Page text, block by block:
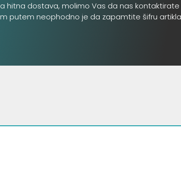
hitna dostava, molimo Vas da nas
putem neophodno je da zapamtite šifru artikla